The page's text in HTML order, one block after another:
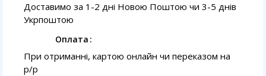
Доставимо за 1-2 дні Новою Поштою чи 3-5 днів
Укрпоштою
Оплата
При отриманні, картою онлайн чи переказом на
p/p